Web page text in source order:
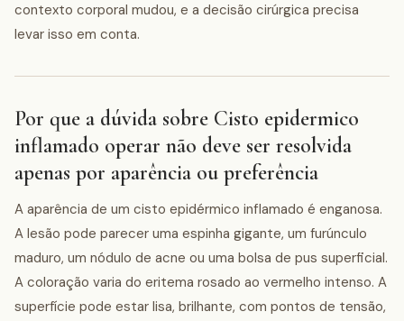
contexto corporal mudou, e a decisão cirúrgica precisa
levar isso em conta.
Por que a dúvida sobre Cisto epidermico
inflamado operar não deve ser resolvida
apenas por aparência ou preferência
A aparência de um cisto epidérmico inflamado é enganosa.
A lesão pode parecer uma espinha gigante, um furúnculo
maduro, um nódulo de acne ou uma bolsa de pus superficial.
A coloração varia do eritema rosado ao vermelho intenso. A
superfície pode estar lisa, brilhante, com pontos de tensão,